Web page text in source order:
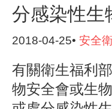
分感染性生
2018-04-25• 安全
有關衛生福利
物安全會或生